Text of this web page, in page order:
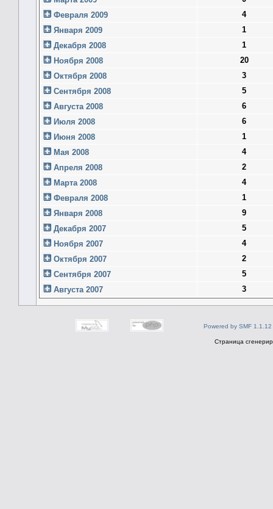
Февраля 2009
4
Января 2009
1
Декабря 2008
1
Ноября 2008
20
Октября 2008
3
Сентября 2008
5
Августа 2008
6
Июля 2008
6
Июня 2008
1
Мая 2008
4
Апреля 2008
2
Марта 2008
4
Февраля 2008
1
Января 2008
9
Декабря 2007
5
Ноября 2007
4
Октября 2007
2
Сентября 2007
5
Августа 2007
3
Powered by SMF 1.1.12
Страница